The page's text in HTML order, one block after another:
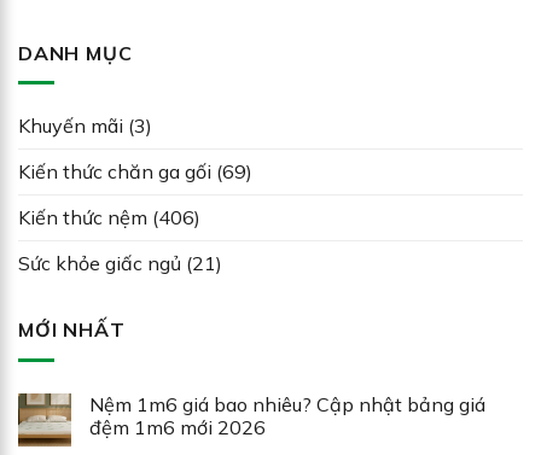
DANH MỤC
Khuyến mãi (3)
Kiến thức chăn ga gối (69)
Kiến thức nệm (406)
Sức khỏe giấc ngủ (21)
MỚI NHẤT
Nệm 1m6 giá bao nhiêu? Cập nhật bảng giá
đệm 1m6 mới 2026